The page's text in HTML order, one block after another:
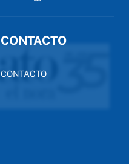
CONTACTO
CONTACTO